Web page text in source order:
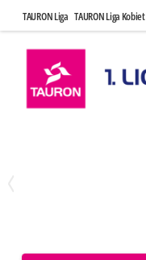
TAURON Liga TAURON Liga Kobiet